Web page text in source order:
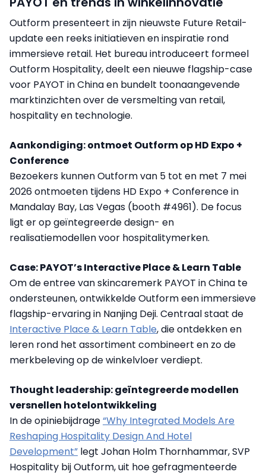
Outform presenteert in zijn nieuwste Future Retail-
update een reeks initiatieven en inspiratie rond
immersieve retail. Het bureau introduceert formeel
Outform Hospitality, deelt een nieuwe flagship-case
voor PAYOT in China en bundelt toonaangevende
marktinzichten over de versmelting van retail,
hospitality en technologie.
Aankondiging: ontmoet Outform op HD Expo +
Conference
Bezoekers kunnen Outform van 5 tot en met 7 mei
2026 ontmoeten tijdens HD Expo + Conference in
Mandalay Bay, Las Vegas (booth #4961). De focus
ligt er op geïntegreerde design- en
realisatiemodellen voor hospitalitymerken.
Case: PAYOT’s Interactive Place & Learn Table
Om de entree van skincaremerk PAYOT in China te
ondersteunen, ontwikkelde Outform een immersieve
flagship-ervaring in Nanjing Deji. Centraal staat de
Interactive Place & Learn Table, die ontdekken en
leren rond het assortiment combineert en zo de
merkbeleving op de winkelvloer verdiept.
Thought leadership: geïntegreerde modellen
versnellen hotelontwikkeling
In de opiniebijdrage“Why Integrated Models Are
Reshaping Hospitality Design And Hotel
Development” legt Johan Holm Thornhammar, SVP
Hospitality bij Outform, uit hoe gefragmenteerde